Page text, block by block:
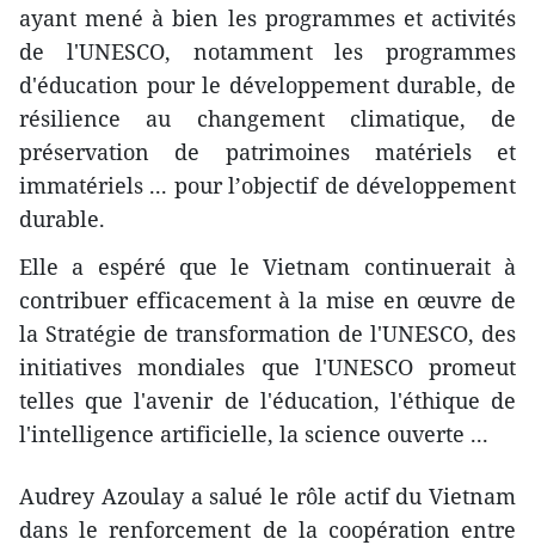
ayant mené à bien les programmes et activités
de l'UNESCO, notamment les programmes
d'éducation pour le développement durable, de
résilience au changement climatique, de
préservation de patrimoines matériels et
immatériels ... pour l’objectif de développement
durable.
Elle a espéré que le Vietnam continuerait à
contribuer efficacement à la mise en œuvre de
la Stratégie de transformation de l'UNESCO, des
initiatives mondiales que l'UNESCO promeut
telles que l'avenir de l'éducation, l'éthique de
l'intelligence artificielle, la science ouverte ...
Audrey Azoulay a salué le rôle actif du Vietnam
dans le renforcement de la coopération entre